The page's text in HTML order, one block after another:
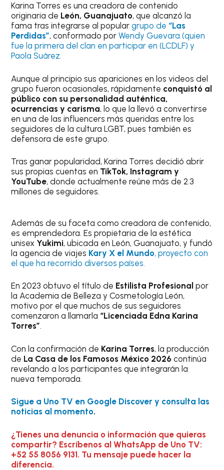
Karina Torres es una creadora de contenido
originaria de León, Guanajuato, que alcanzó la
fama tras integrarse al populargrupo de “Las
Perdidas”, conformado porWendy Guevara (quien
fue la primera del clan en participar en (LCDLF) y
Paola Suárez.
Aunque al principio sus apariciones en los videos del
grupo fueron ocasionales, rápidamente conquistó al
público con su personalidad auténtica,
ocurrencias y carisma, lo que la llevó a convertirse
en una de las influencers más queridas entre los
seguidores de la cultura LGBT, pues también es
defensora de este grupo.
Tras ganar popularidad, Karina Torres decidió abrir
sus propias cuentas en TikTok, Instagram y
YouTube, donde actualmente reúne más de 2.3
millones de seguidores.
Además de su faceta como creadora de contenido,
es emprendedora. Es propietaria de la estética
unisex Yukimi, ubicada en León, Guanajuato, y fundó
la agencia de viajes Kary X el Mundo, proyecto con
el que ha recorrido diversos países.
En 2023 obtuvo el título de Estilista Profesional por
la Academia de Belleza y Cosmetología León,
motivo por el que muchos de sus seguidores
comenzaron a llamarla “Licenciada Edna Karina
Torres”.
Con la confirmación de Karina Torres, la producción
de La Casa de los Famosos México 2026 continúa
revelando a los participantes que integrarán la
nueva temporada.
Sigue a Uno TV en Google Discover y consulta las
noticias al momento.
¿Tienes una denuncia o información que quieras
compartir? Escríbenos al WhatsApp de Uno TV:
+52 55 8056 9131. Tu mensaje puede hacer la
diferencia.